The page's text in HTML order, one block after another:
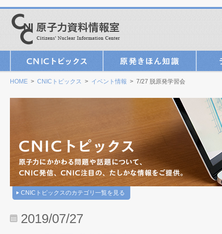
HOME > CNICトピックス > イベント情報 > 7/27 脱原発学習会
CNICトピックスのカテゴリ一覧を見る
2019/07/27